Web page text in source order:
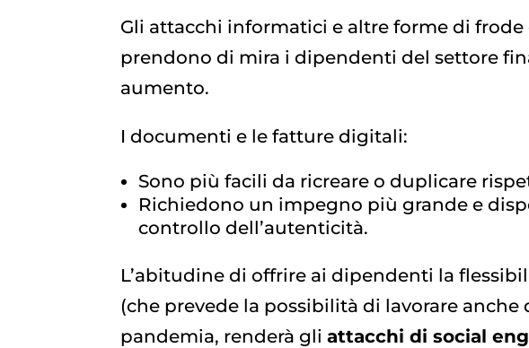
Gli attacchi informatici e altre forme di
prendono di mira i dipendenti del settore
aumento.
I documenti e le fatture digitali:
Sono più facili da ricreare o duplicare
Richiedono un impegno più grande e
controllo dell’autenticità.
L’abitudine di offrire ai dipendenti la
(che prevede la possibilità di lavorare anche
pandemia, renderà gliattacchi di social